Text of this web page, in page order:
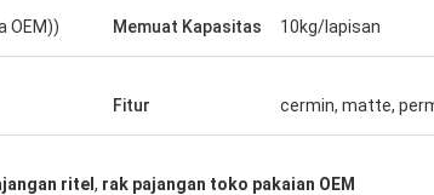
OEM)) Memuat Kapasitas 10kg/lapisan
Fitur cermin, matte,
ritel , rak pajangan toko pakaian OEM